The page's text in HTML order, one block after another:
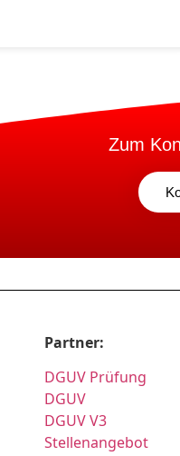
Zum
Partner:
DGUV Prüfung
DGUV
DGUV V3
Stellenangebot